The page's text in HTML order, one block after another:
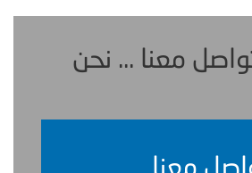
معنا ... نحن
معنا